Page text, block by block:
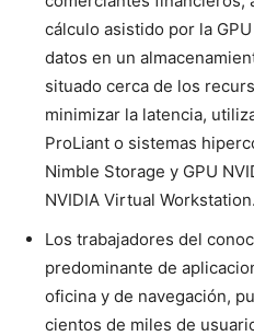
cálculo asistido por la
datos en un
situado cerca de los
minimizar la latencia,
ProLiant o sistemas
Nimble Storage y GPU
NVIDIA Virtual Workstation.
Los trabajadores del
predominante de
oficina y de navegación,
cientos de miles de